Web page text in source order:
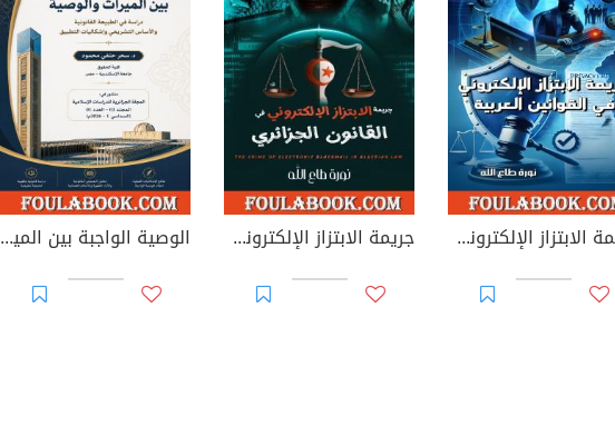
جريمة الابتزاز الإلكتروني في القوانين العربية جريمة الابتزاز الإلكتروني في القانون الجزائري الوصية الواجبة بين الميراث والوصية: دراسة في الطبيعة القانونية والأساس التشريعي وإشكاليات التطبيق